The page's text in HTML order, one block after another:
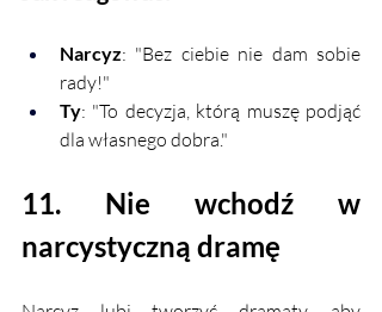
Narcyz: "Bez ciebie nie dam sobie
rady!"
Ty: "To decyzja, którą muszę podjąć
dla własnego dobra."
11. Nie wchodź w
narcystyczną dramę